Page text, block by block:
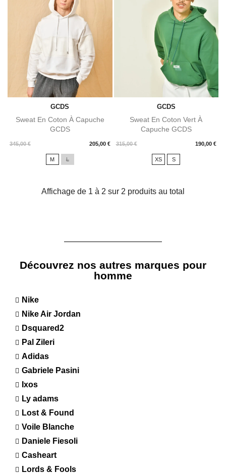
GCDS
Sweat En Coton À Capuche
GCDS
345,00 € 205,00 €
Prix
M L
GCDS
Sweat En Coton Vert À
Capuche GCDS
315,00 € 190,00 €
Prix
XS S
Affichage de 1 à 2 sur 2 produits au total
Découvrez nos autres marques pour
homme
Nike
Nike Air Jordan
Dsquared2
Pal Zileri
Adidas
Gabriele Pasini
Ixos
Ly adams
Lost & Found
Voile Blanche
Daniele Fiesoli
Casheart
Lords & Fools